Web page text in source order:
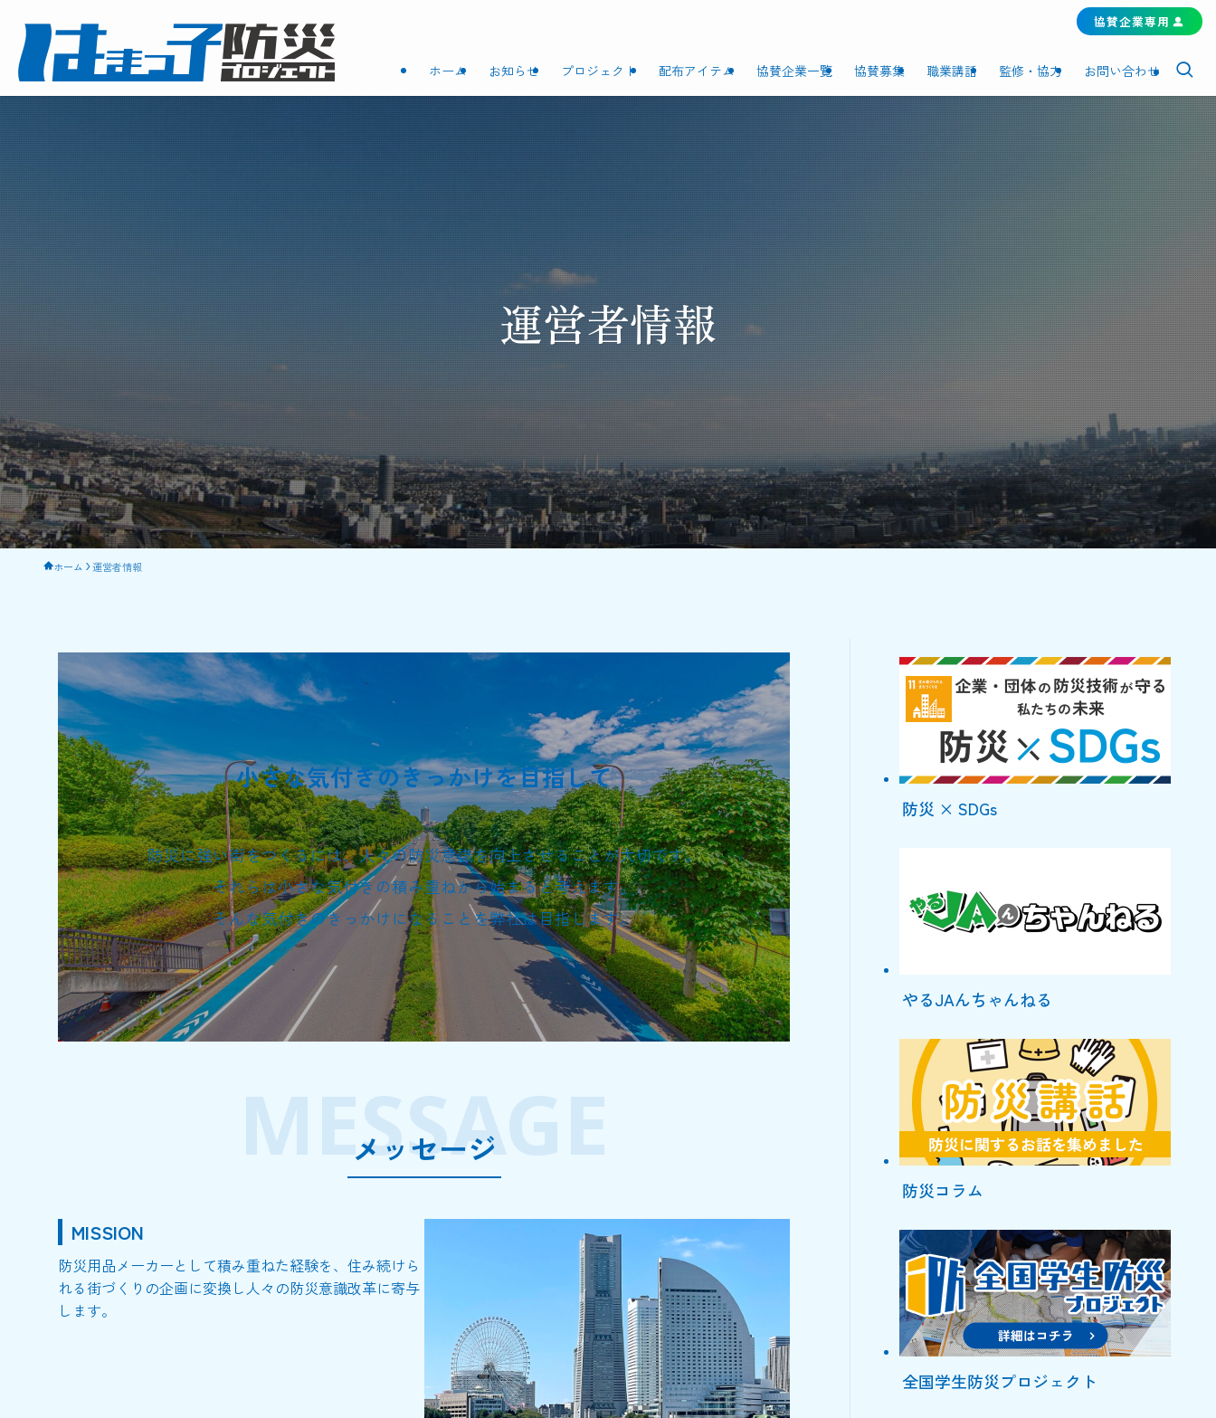
ホーム お知らせ プロジェクト 配布アイテム 協賛企業一覧 協賛募集 職業講話 監修・協力 お問い合わせ
協賛企業専用
運営者情報
ホーム 運営者情報
小さな気付きのきっかけを目指して
防災に強い街をつくるには、人々の防災意識を向上させることが大切です。
それらは小さな気付きの積み重ねから始まると考えます。
そんな気付きのきっかけになることを弊社は目指します。
メッセージ
MESSAGE
MISSION
防災用品メーカーとして積み重ねた経験を、住み続けら
れる街づくりの企画に変換し人々の防災意識改革に寄与
します。
防災 × SDGs
やるJAんちゃんねる
防災コラム
全国学生防災プロジェクト